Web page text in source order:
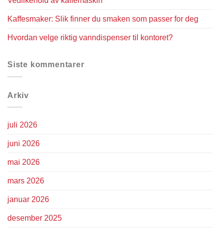
Kaffesmaker: Slik finner du smaken som passer for deg
Hvordan velge riktig vanndispenser til kontoret?
Siste kommentarer
Arkiv
juli 2026
juni 2026
mai 2026
mars 2026
januar 2026
desember 2025